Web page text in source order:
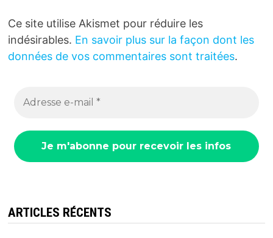
Ce site utilise Akismet pour réduire les
indésirables. En savoir plus sur la façon dont les
données de vos commentaires sont traitées.
ARTICLES RÉCENTS